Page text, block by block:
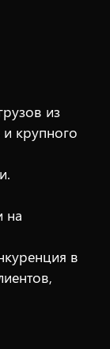
из
и крупного
на
в